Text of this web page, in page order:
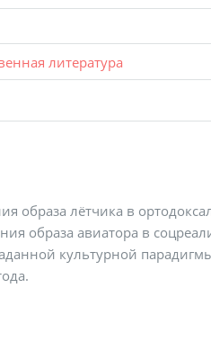
литература
лётчика в
образа авиатора в
культурной